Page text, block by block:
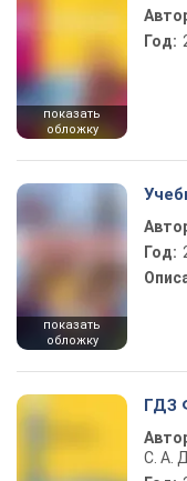
показать
обложку
Год:
показать
обложку
Год:
ГДЗ
С. А.